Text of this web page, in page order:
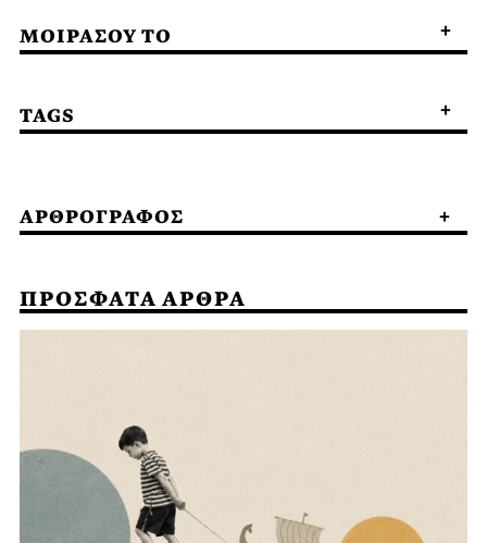
ΜΟΙΡΑΣΟΥ ΤΟ
TAGS
ΑΡΘΡΟΓΡΑΦΟΣ
ΠΡΟΣΦΑΤΑ ΑΡΘΡΑ